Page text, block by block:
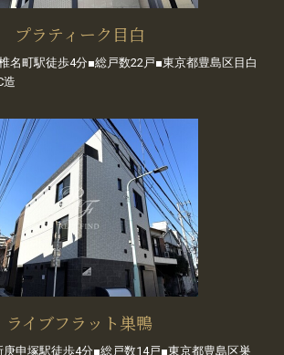
プラティーク目白
名町駅徒歩4分■総戸数22戸■東京都豊島区目白
造
ライブフラット巣鴨
申塚駅徒歩4分■総戸数14戸■東京都豊島区巣